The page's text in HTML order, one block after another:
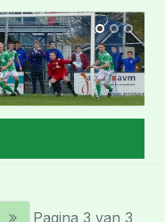
Pagina 3 van 3